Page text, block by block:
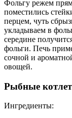
Фольгу режем
поместились
перцем, чуть
укладываем в
середине
фольги. Печь
сочной и
овощей.
Рыбные
Ингредиенты: